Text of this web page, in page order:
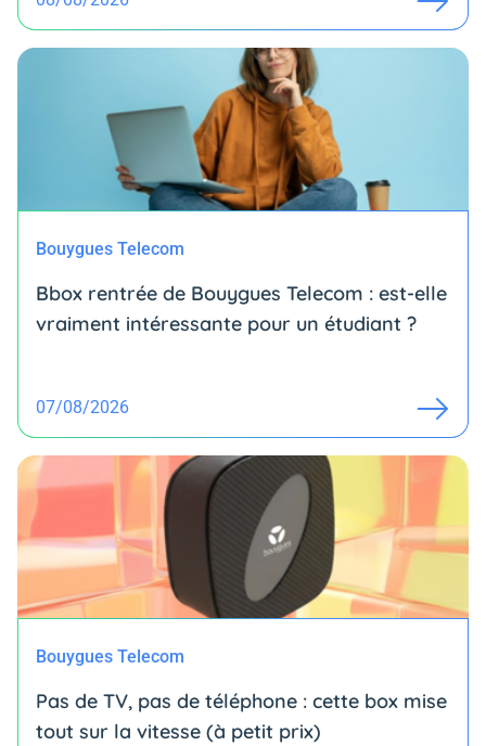
Bouygues Telecom
Bbox rentrée de Bouygues Telecom : est-elle
vraiment intéressante pour un étudiant ?
07/08/2026
Bouygues Telecom
Pas de TV, pas de téléphone : cette box mise
tout sur la vitesse (à petit prix)